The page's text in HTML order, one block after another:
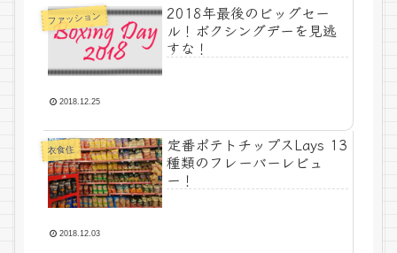
ファッション
2018年最後のビッグセー
ル！ボクシングデーを見逃
すな！
2018.12.25
衣食住
定番ポテトチップスLays 13
種類のフレーバーレビュ
ー！
2018.12.03